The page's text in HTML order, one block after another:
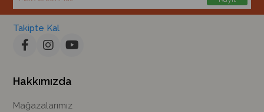
Takipte Kal
Hakkımızda
Mağazalarımız